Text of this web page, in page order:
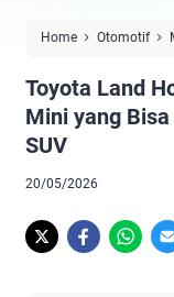
Home Otomotif
Toyota Land
Mini yang
SUV
20/05/2026